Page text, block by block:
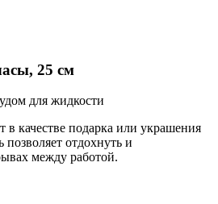
25 см
для жидкости
качестве подарка или украшения
отдохнуть и
между работой.